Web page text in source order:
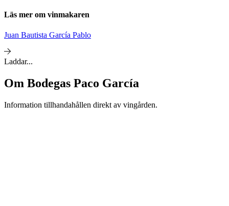
Läs mer om vinmakaren
Juan Bautista García Pablo
Laddar...
Om Bodegas Paco García
Information tillhandahållen direkt av vingården.